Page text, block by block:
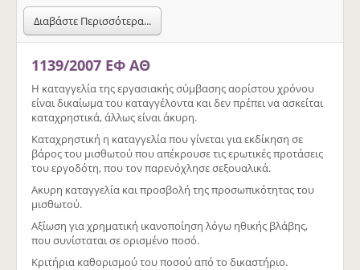
Διαβάστε Περισσότερα...
1139/2007 ΕΦ ΑΘ
Η καταγγελία της εργασιακής σύμβασης αορίστου χρόνου
είναι δικαίωμα του καταγγέλοντα και δεν πρέπει να ασκείται
καταχρηστικά, άλλως είναι άκυρη.
Καταχρηστική η καταγγελία που γίνεται για εκδίκηση σε
βάρος του μισθωτού που απέκρουσε τις ερωτικές προτάσεις
του εργοδότη, που τον παρενόχλησε σεξουαλικά.
Ακυρη καταγγελία και προσβολή της προσωπικότητας του
μισθωτού.
Αξίωση για χρηματική ικανοποίηση λόγω ηθικής βλάβης,
που συνίσταται σε ορισμένο ποσό.
Κριτήρια καθορισμού του ποσού από το δικαστήριο.